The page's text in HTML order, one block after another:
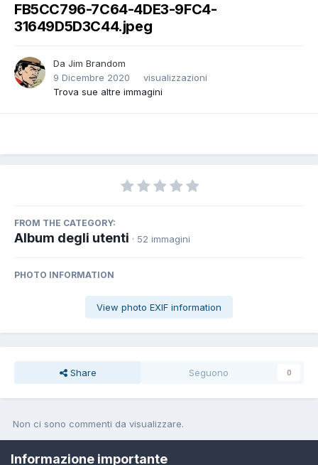
FB5CC796-7C64-4DE3-9FC4-
31649D5D3C44.jpeg
Da Jim Brandom
9 Dicembre 2020
visualizzazioni
Trova sue altre immagini
FROM THE CATEGORY:
Album degli utenti · 52 immagini
PHOTO INFORMATION
View photo EXIF information
Share Seguono 0
Non ci sono commenti da visualizzare.
Join the conversation
Informazione importante